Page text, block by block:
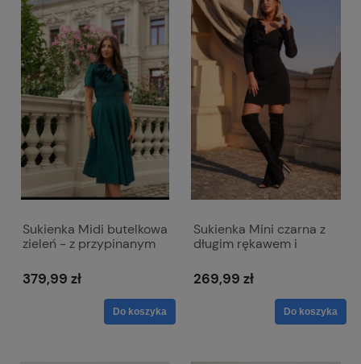
Sukienka Midi butelkowa
zieleń - z przypinanym
379,99 zł
Do koszyka
Sukienka Mini czarna z
długim rękawem i
Emma
269,99 zł
Do koszyka